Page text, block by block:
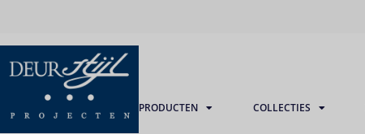
PRODUCTEN COLLECTIES